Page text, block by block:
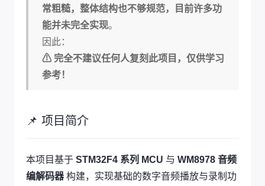
常粗糙，整体结构也不够规范，目前许多功
能并未完全实现。
因此：
⚠ 完全不建议任何人复刻此项目，仅供学习
参考！
📌 项目简介
本项目基于 STM32F4 系列 MCU 与 WM8978 音频
编解码器构建，实现基础的数字音频播放与录制功